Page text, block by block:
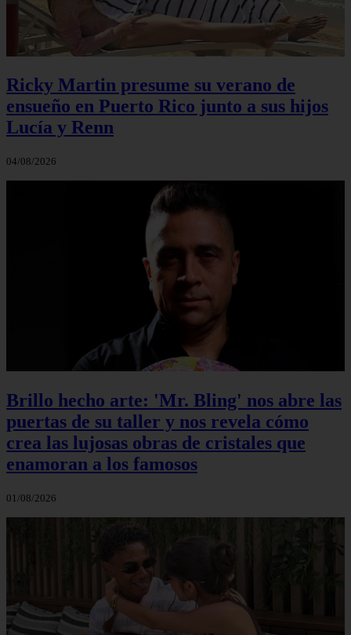
Ricky Martin presume su verano de
ensueño en Puerto Rico junto a sus hijos
Lucía y Renn
04/08/2026
Brillo hecho arte: 'Mr. Bling' nos abre las
puertas de su taller y nos revela cómo
crea las lujosas obras de cristales que
enamoran a los famosos
01/08/2026